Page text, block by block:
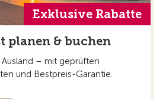
Exklusive Rabatte
planen & buchen
– mit geprüften
und Bestpreis-Garantie.